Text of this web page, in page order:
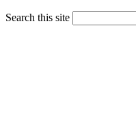
Search this site